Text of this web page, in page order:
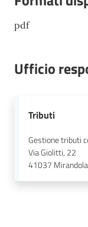
pdf
Ufficio
Tributi
Gestione tributi
Via Giolitti, 22
41037 Mirandola